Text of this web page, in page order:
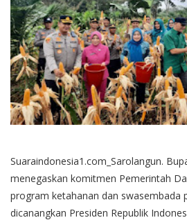
Suaraindonesia1.com_Sarolangun.
menegaskan komitmen Pemerintah
program ketahanan dan swasembada
dicanangkan Presiden Republik